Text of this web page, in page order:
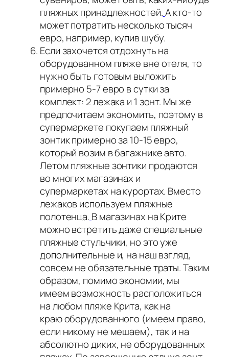
пляжных принадлежностей.А кто-то
может потратить несколько тысяч
евро, например, купив шубу.
Если захочется отдохнуть на
оборудованном пляже вне отеля, то
нужно быть готовым выложить
примерно 5-7 евро в сутки за
комплект: 2 лежака и 1 зонт. Мы же
предпочитаем экономить, поэтому в
супермаркете покупаем пляжный
зонтик примерно за 10-15 евро,
который возим в багажнике авто.
Летом пляжные зонтики продаются
во многих магазинах и
супермаркетах на курортах. Вместо
лежаков используем пляжные
полотенца. В магазинах на Крите
можно встретить даже специальные
пляжные стульчики, но это уже
дополнительные и, на наш взгляд,
совсем не обязательные траты. Таким
образом, помимо экономии, мы
имеем возможность расположиться
на любом пляже Крита, как на
краю оборудованного (имеем право,
если никому не мешаем), так и на
абсолютно диких, не оборудованных